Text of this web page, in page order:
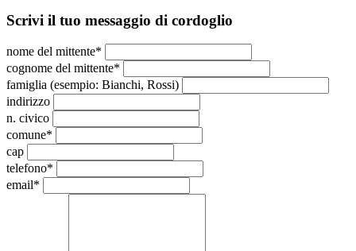
Scrivi il tuo messaggio di cordoglio
nome del mittente*
cognome del mittente*
famiglia (esempio: Bianchi, Rossi)
indirizzo
n. civico
comune*
cap
telefono*
email*